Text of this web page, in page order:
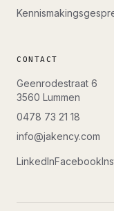
CONTACT
Geenrodestraat 6
3560 Lummen
0478 73 21 18
info@jakency.com
LinkedInFacebook